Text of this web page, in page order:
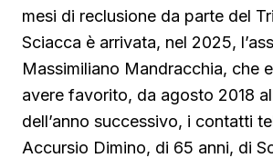
mesi di reclusione da parte del
Sciacca è arrivata, nel 2025,
Massimiliano Mandracchia, che
avere favorito, da agosto 2018
dell’anno successivo, i contatti
Accursio Dimino, di 65 anni, di